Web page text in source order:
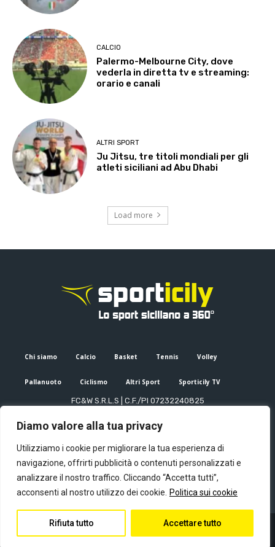
Diamo valore alla tua privacy
Utilizziamo i cookie per migliorare la tua esperienza di
navigazione, offrirti pubblicità o contenuti personalizzati e
analizzare il nostro traffico. Cliccando “Accetta tutti”,
acconsenti al nostro utilizzo dei cookie.
Politica sui cookie
Rifiuta tutto Accettare tutto
CALCIO
Palermo-Melbourne City, dove
vederla in diretta tv e streaming:
orario e canali
ALTRI SPORT
Ju Jitsu, tre titoli mondiali per gli
atleti siciliani ad Abu Dhabi
Load more
Chi siamo Calcio Basket Tennis Volley
Pallanuoto Ciclismo Altri Sport Sporticily TV
FC&W S.R.L.S | C.F./PI 07232240825
Editore e direttore responsabile: Francesco Cammuca | Registro
Mail: info@sporticily.it| Telefono:+39 371 788 7216
© Copyright - Sporticily 2023 powered by Primitive web
Privacy Policy
Contatti Chi siamo Redazione